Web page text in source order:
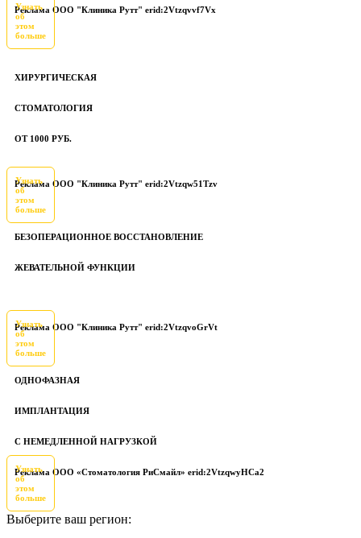
Реклама ООО "Клиника Рутт" erid:2Vtzqvvf7Vx
Узнать
об
этом
больше
ХИРУРГИЧЕСКАЯ
СТОМАТОЛОГИЯ
ОТ 1000 РУБ.
Реклама ООО "Клиника Рутт" erid:2Vtzqw51Tzv
Узнать
об
этом
больше
БЕЗОПЕРАЦИОННОЕ ВОССТАНОВЛЕНИЕ
ЖЕВАТЕЛЬНОЙ ФУНКЦИИ
Реклама ООО "Клиника Рутт" erid:2VtzqvoGrVt
Узнать
об
этом
больше
ОДНОФАЗНАЯ
ИМПЛАНТАЦИЯ
С НЕМЕДЛЕННОЙ НАГРУЗКОЙ
Реклама ООО «Стоматология РиСмайл» erid:2VtzqwyHCa2
Узнать
об
этом
больше
Выберите ваш регион: